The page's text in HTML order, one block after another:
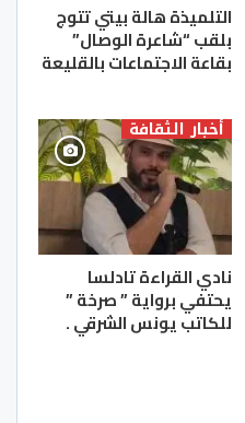
التلميذة هالة بيتي تتوج
بلقب “شاعرة الوصال”
بقاعة الاجتماعات بالقليعة
أخبار الثقافة
نادي القراءة تادلسا
يحتفي برواية ” صرخة ”
للكاتب يونس الشرقي .